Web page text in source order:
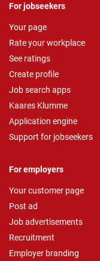
For jobseekers
Your page
Rate your workplace
See ratings
Create profile
Job search apps
Kaares Klumme
Application engine
Support for jobseekers
For employers
Your customer page
Post ad
Job advertisements
Recruitment
Employer branding